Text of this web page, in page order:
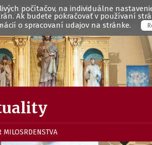
INFORMÁCIE
MILOSRDENSTVA
počítačov, na individuálne
Ak budete pokračovať v používaní
o spracovaní udajov na stránke.